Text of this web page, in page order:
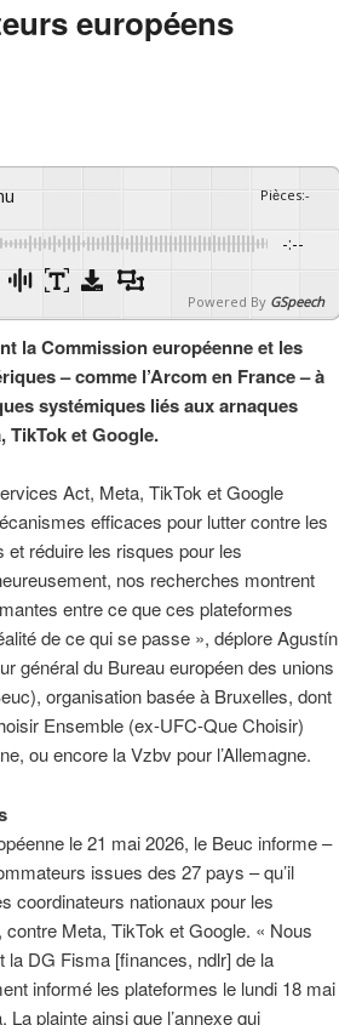
européens
Pièces:-
-:--
Powered By GSpeech
la Commission européenne et les
– comme l’Arcom en France – à
systémiques liés aux arnaques
TikTok et Google.
Act, Meta, TikTok et Google
efficaces pour lutter contre les
et réduire les risques pour les
nos recherches montrent
entre ce que ces plateformes
de ce qui se passe », déplore Agustín
général du Bureau européen des unions
organisation basée à Bruxelles, dont
Ensemble (ex-UFC-Que Choisir)
ou encore la Vzbv pour l’Allemagne.
le 21 mai 2026, le Beuc informe –
issues des 27 pays – qu’il
coordinateurs nationaux pour les
Meta, TikTok et Google. « Nous
DG Fisma [finances, ndlr] de la
informé les plateformes le lundi 18 mai
La plainte ainsi que l’annexe qui